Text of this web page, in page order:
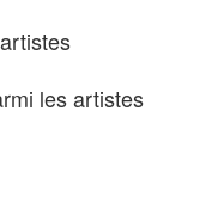
les artistes